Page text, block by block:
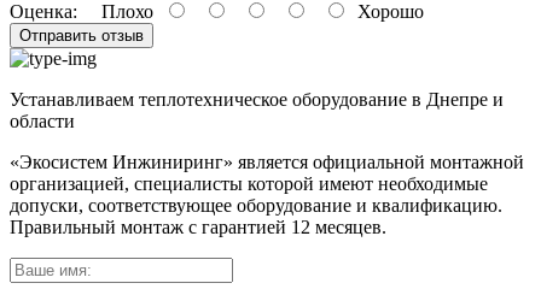
Оценка: Плохо Хорошо
Отправить отзыв
Устанавливаем теплотехническое оборудование в Днепре и
области
«Экосистем Инжиниринг» является официальной монтажной
организацией, специалисты которой имеют необходимые
допуски, соответствующее оборудование и квалификацию.
Правильный монтаж с гарантией 12 месяцев.